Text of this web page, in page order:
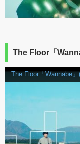
The Floor「
The Floor「Wannabe